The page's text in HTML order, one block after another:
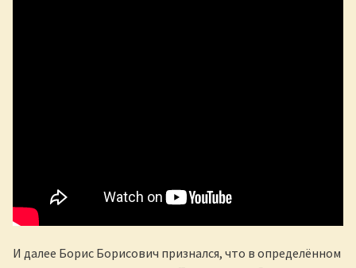
И далее Борис Борисович признался, что в определённом